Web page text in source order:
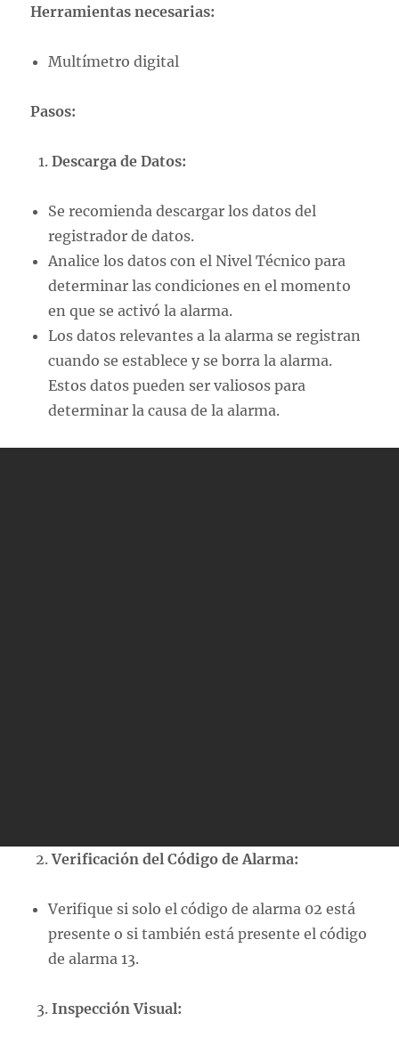
Herramientas necesarias:
Multímetro digital
Pasos:
Descarga de Datos:
Se recomienda descargar los datos del
registrador de datos.
Analice los datos con el Nivel Técnico para
determinar las condiciones en el momento
en que se activó la alarma.
Los datos relevantes a la alarma se registran
cuando se establece y se borra la alarma.
Estos datos pueden ser valiosos para
determinar la causa de la alarma.
Verificación del Código de Alarma:
Verifique si solo el código de alarma 02 está
presente o si también está presente el código
de alarma 13.
Inspección Visual: